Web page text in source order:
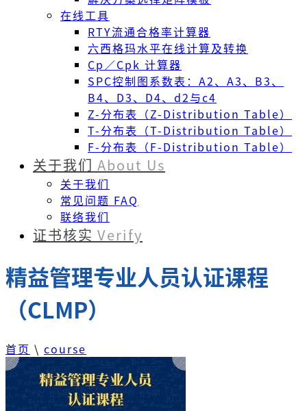
在线工具
RTY流通合格率计算器
六西格玛水平在线计算及转换
Cp／Cpk 计算器
SPC控制图系数表：A2、A3、B3、
B4、D3、D4、d2与c4
Z-分布表（Z-Distribution Table）
T-分布表（T-Distribution Table）
F-分布表（F-Distribution Table）
关于我们 About Us
关于我们
常见问题 FAQ
联络我们
证书核实 Verify
精益管理专业人员认证课程
（CLMP）
首页 \ course